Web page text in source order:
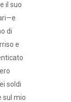
il suo
di
e
soldi
sul mio